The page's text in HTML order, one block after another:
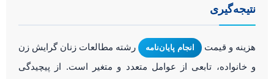
نتیجه‌گیری
هزینه و قیمت انجام پایان‌نامه
رشته مطالعات زنان گرایش زن
و خانواده، تابعی از عوامل متعدد و متغیر است. از پیچیدگی